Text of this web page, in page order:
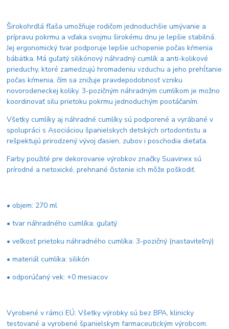
Širokohrdlá fľaša umožňuje rodičom jednoduchšie umývanie a
prípravu pokrmu a vďaka svojmu širokému dnu je lepšie stabilná.
Jej ergonomický tvar podporuje lepšie uchopenie počas kŕmenia
bábätka. Má guľatý silikónový náhradný cumlík a anti-kolikové
prieduchy, ktoré zamedzujú hromadeniu vzduchu a jeho prehĺtanie
počas kŕmenia, čím sa znižuje pravdepodobnosť vzniku
novorodeneckej koliky. 3-pozičným náhradným cumlíkom je možno
koordinovať silu prietoku pokrmu jednoduchým pootáčaním.
Všetky cumlíky aj náhradné cumlíky sú podporené a vyrábané v
spolupráci s Asociáciou španielskych detských ortodontistu a
rešpektujú prirodzený vývoj ďasien, zubov i poschodia dieťaťa.
Farby použité pre dekorovanie výrobkov značky Suavinex sú
prírodné a netoxické, prehnané čistenie ich môže poškodiť.
• objem: 270 ml
• tvar náhradného cumlíka: guľatý
• veľkosť prietoku náhradného cumlíka: 3-pozičný (nastaviteľný)
• materiál cumlíka: silikón
• odporúčaný vek: +0 mesiacov
Vyrobené v rámci EÚ. Všetky výrobky sú bez BPA, klinicky
testované a vyrobené španielskym farmaceutickým výrobcom.